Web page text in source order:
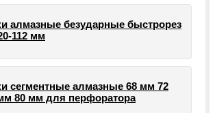
алмазные безударные быстрорез
112 мм
сегментные алмазные 68 мм 72
80 мм для перфоратора